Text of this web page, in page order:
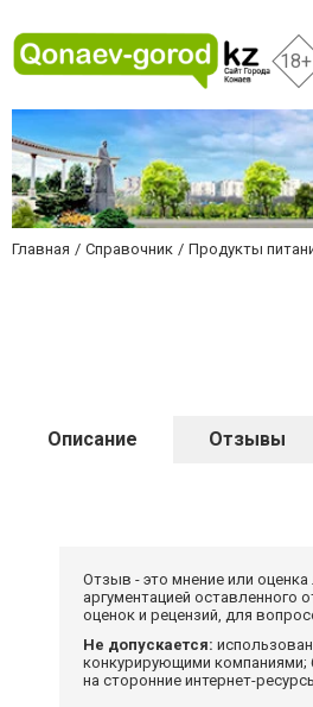
18+
Главная Справочник Продукты
Описание Отзывы
Отзыв - это мнение или
аргументацией
оценок и рецензий, для
Не допускается:
конкурирующими компаниями;
на сторонние интернет-